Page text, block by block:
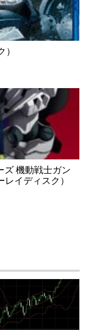
ズ 機動戦士ガン
イディスク）